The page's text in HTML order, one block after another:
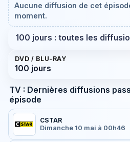
Aucune diffusion de cet
moment.
100 jours : toutes les
DVD / BLU-RAY
100 jours
TV : Dernières diffusions
épisode
CSTAR
Dimanche 10 mai à 00h46